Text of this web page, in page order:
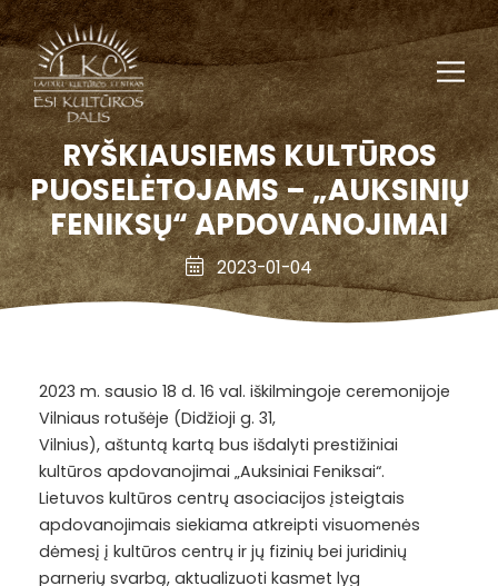
RYŠKIAUSIEMS KULTŪROS
PUOSELĖTOJAMS – „AUKSINIŲ
FENIKSŲ“ APDOVANOJIMAI
2023-01-04
2023 m. sausio 18 d. 16 val. iškilmingoje ceremonijoje
Vilniaus rotušėje (Didžioji g. 31,
Vilnius), aštuntą kartą bus išdalyti prestižiniai
kultūros apdovanojimai „Auksiniai Feniksai“.
Lietuvos kultūros centrų asociacijos įsteigtais
apdovanojimais siekiama atkreipti visuomenės
dėmesį į kultūros centrų ir jų fizinių bei juridinių
parnerių svarbą, aktualizuoti kasmet lyg